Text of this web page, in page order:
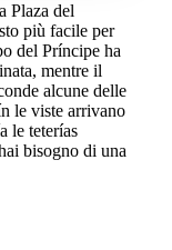
Plaza del
più facile per
del Príncipe ha
mentre il
alcune delle
le viste arrivano
le teterías
bisogno di una